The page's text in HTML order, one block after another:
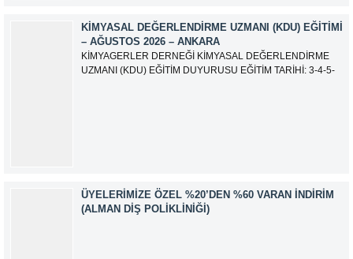
KIMYASAL DEĞERLENDIRME UZMANI (KDU) EĞITIMI
– AĞUSTOS 2026 – ANKARA
KİMYAGERLER DERNEĞİ KİMYASAL DEĞERLENDİRME
UZMANI (KDU) EĞİTİM DUYURUSU EĞİTİM TARİHİ: 3-4-5-
ÜYELERIMIZE ÖZEL %20’DEN %60 VARAN İNDIRIM
(ALMAN DIŞ POLIKLINIĞI)